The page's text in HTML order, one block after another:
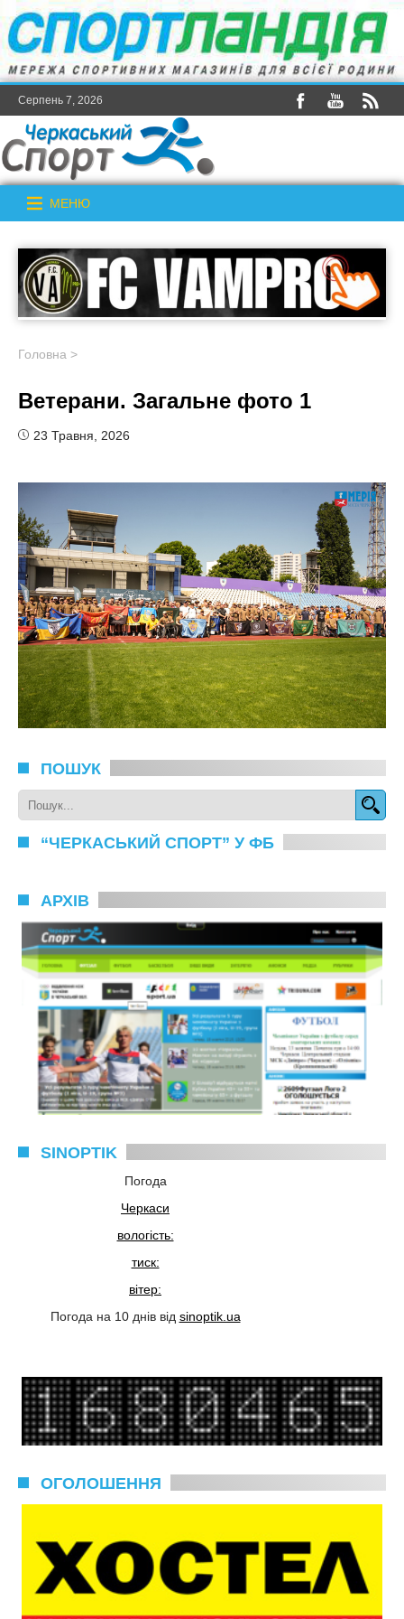
Серпень 7, 2026
МЕНЮ
Головна >
Ветерани. Загальне фото 1
23 Травня, 2026
ПОШУК
“ЧЕРКАСЬКИЙ СПОРТ” У ФБ
АРХІВ
SINOPTIK
Погода
Черкаси
вологість:
тиск:
вітер:
Погода на 10 днів від sinoptik.ua
ОГОЛОШЕННЯ